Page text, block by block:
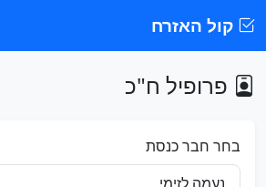
קול האזרח
פרופיל ח"כ
בחר חבר כנסת